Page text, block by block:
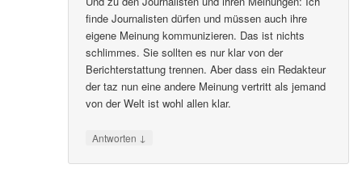
finde Journalisten dürfen und müssen auch ihre
eigene Meinung kommunizieren. Das ist nichts
schlimmes. Sie sollten es nur klar von der
Berichterstattung trennen. Aber dass ein Redakteur
der taz nun eine andere Meinung vertritt als jemand
von der Welt ist wohl allen klar.
Antworten ↓